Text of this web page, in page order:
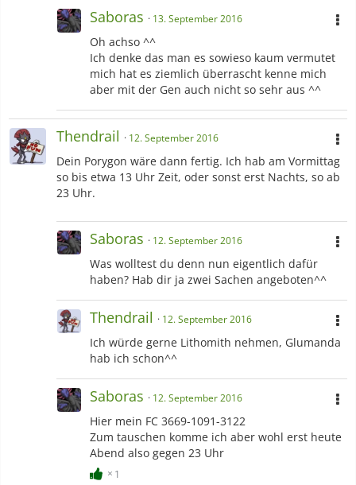
Saboras 13. September 2016
Oh achso ^^
Ich denke das man es sowieso kaum vermutet
mich hat es ziemlich überrascht kenne mich
aber mit der Gen auch nicht so sehr aus ^^
Thendrail 12. September 2016
Dein Porygon wäre dann fertig. Ich hab am Vormittag
so bis etwa 13 Uhr Zeit, oder sonst erst Nachts, so ab
23 Uhr.
Saboras 12. September 2016
Was wolltest du denn nun eigentlich dafür
haben? Hab dir ja zwei Sachen angeboten^^
Thendrail 12. September 2016
Ich würde gerne Lithomith nehmen, Glumanda
hab ich schon^^
Saboras 12. September 2016
Hier mein FC 3669-1091-3122
Zum tauschen komme ich aber wohl erst heute
Abend also gegen 23 Uhr
1